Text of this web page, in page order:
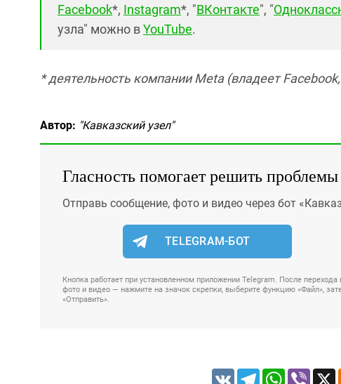
Facebook*, Instagram*, "ВКонтакте", "
узла" можно вYouTube.
* деятельность компании Meta (владеет
Автор: "Кавказский узел"
Гласность помогает решить проблемы
Отправь сообщение, фото и видео через бот
TELEGRAM-БОТ
Кнопка работает при установленном приложении Telegram. После
фото и видео — нажмите на значок скрепки, выберите функцию «Файл»,
«Отправить».
VK TelegramWhatsApp
Viber X